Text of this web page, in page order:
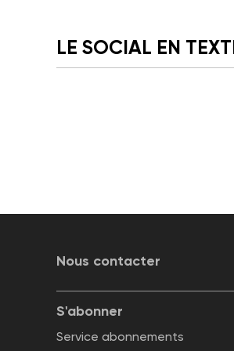
LE SOCIAL EN
Nous contacter
S'abonner
Service abonnements